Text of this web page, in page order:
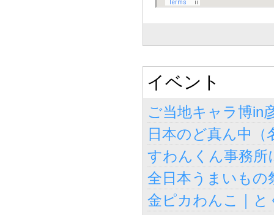
イベント
ご当地キャラ博in
日本のど真ん中
すわんくん事務所
全日本うまいもの
金ピカわんこ｜と